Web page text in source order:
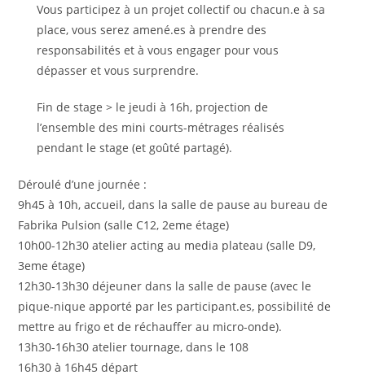
Vous participez à un projet collectif ou chacun.e à sa
place, vous serez amené.es à prendre des
responsabilités et à vous engager pour vous
dépasser et vous surprendre.
Fin de stage > le jeudi à 16h, projection de
l’ensemble des mini courts-métrages réalisés
pendant le stage (et goûté partagé).
Déroulé d’une journée :
9h45 à 10h, accueil, dans la salle de pause au bureau de
Fabrika Pulsion (salle C12, 2eme étage)
10h00-12h30 atelier acting au media plateau (salle D9,
3eme étage)
12h30-13h30 déjeuner dans la salle de pause (avec le
pique-nique apporté par les participant.es, possibilité de
mettre au frigo et de réchauffer au micro-onde).
13h30-16h30 atelier tournage, dans le 108
16h30 à 16h45 départ